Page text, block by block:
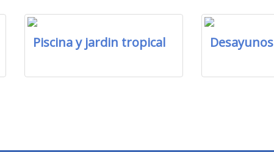
Piscina y jardin tropical Desayunos